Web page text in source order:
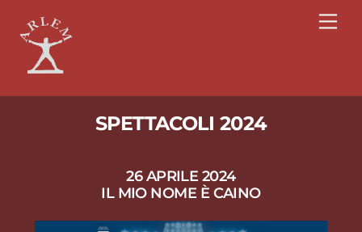
content
SPETTACOLI 2024
26 APRILE 2024
IL MIO NOME È CAINO